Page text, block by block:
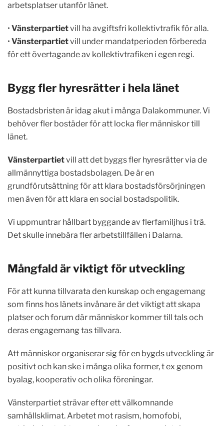
arbetsplatser utanför länet.
• Vänsterpartietvill ha avgiftsfri kollektivtrafik för alla.
• Vänsterpartietvill under mandatperioden förbereda
för ett övertagande av kollektivtrafiken i egen regi.
Bygg fler hyresrätter i hela länet
Bostadsbristen är idag akut i många Dalakommuner. Vi
behöver fler bostäder för att locka fler människor till
länet.
Vänsterpartietvill att det byggs fler hyresrätter via de
allmännyttiga bostadsbolagen. De är en
grundförutsättning för att klara bostadsförsörjningen
men även för att klara en social bostadspolitik.
Vi uppmuntrar hållbart byggande av flerfamiljhus i trä.
Det skulle innebära fler arbetstillfällen i Dalarna.
Mångfald är viktigt för utveckling
För att kunna tillvarata den kunskap och engagemang
som finns hos länets invånare är det viktigt att skapa
platser och forum där människor kommer till tals och
deras engagemang tas tillvara.
Att människor organiserar sig för en bygds utveckling är
positivt och kan ske i många olika former, t ex genom
byalag, kooperativ och olika föreningar.
Vänsterpartiet strävar efter ett välkomnande
samhällsklimat. Arbetet mot rasism, homofobi,